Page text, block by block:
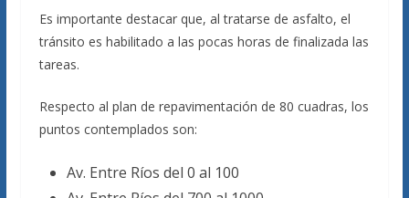
Es importante destacar que, al tratarse de asfalto, el
tránsito es habilitado a las pocas horas de finalizada las
tareas.
Respecto al plan de repavimentación de 80 cuadras, los
puntos contemplados son:
Av. Entre Ríos del 0 al 100